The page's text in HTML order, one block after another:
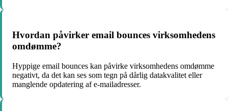
Hvordan påvirker email bounces virksomhedens
omdømme?
Hyppige email bounces kan påvirke virksomhedens omdømme
negativt, da det kan ses som tegn på dårlig datakvalitet eller
manglende opdatering af e-mailadresser.